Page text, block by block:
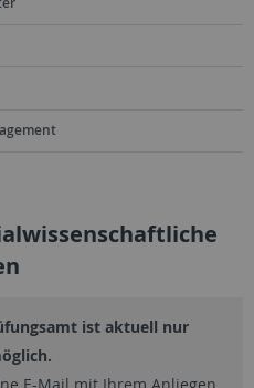
ist aktuell nur
E-Mail mit Ihrem Anliegen